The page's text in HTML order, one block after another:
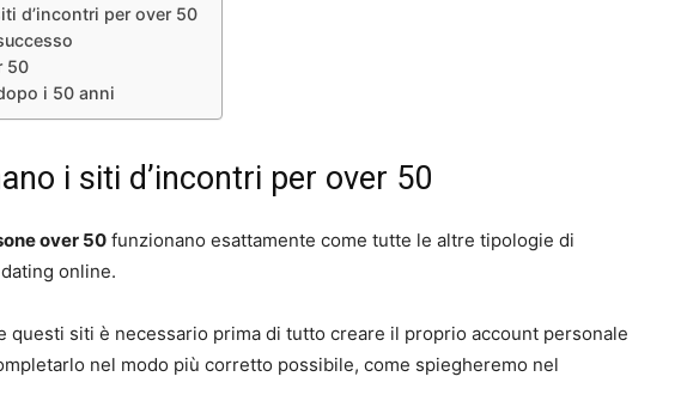
d’incontri per over 50
50
i 50 anni
i siti d’incontri per over 50
over 50 funzionano esattamente come tutte le altre tipologie di
online.
questi siti è necessario prima di tutto creare il proprio account personale
nel modo più corretto possibile, come spiegheremo nel